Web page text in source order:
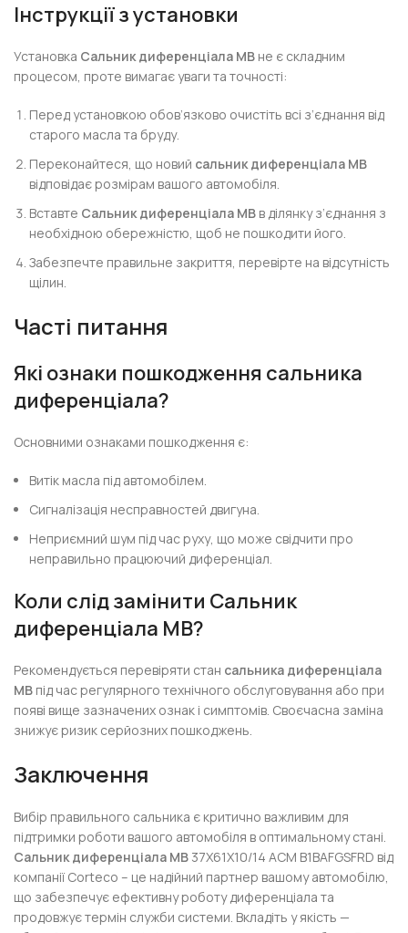
Інструкції з установки
Установка Сальник диференціала MB не є складним
процесом, проте вимагає уваги та точності:
Перед установкою обов’язково очистіть всі з’єднання від
старого масла та бруду.
Переконайтеся, що новий сальник диференціала MB
відповідає розмірам вашого автомобіля.
Вставте Сальник диференціала MB в ділянку з’єднання з
необхідною обережністю, щоб не пошкодити його.
Забезпечте правильне закриття, перевірте на відсутність
щілин.
Часті питання
Які ознаки пошкодження сальника
диференціала?
Основними ознаками пошкодження є:
Витік масла під автомобілем.
Сигналізація несправностей двигуна.
Неприємний шум під час руху, що може свідчити про
неправильно працюючий диференціал.
Коли слід замінити Сальник
диференціала MB?
Рекомендується перевіряти стан сальника диференціала
MB під час регулярного технічного обслуговування або при
появі вище зазначених ознак і симптомів. Своєчасна заміна
знижує ризик серйозних пошкоджень.
Заключення
Вибір правильного сальника є критично важливим для
підтримки роботи вашого автомобіля в оптимальному стані.
Сальник диференціала MB 37X61X10/14 ACM B1BAFGSFRD від
компанії Corteco – це надійний партнер вашому автомобілю,
що забезпечує ефективну роботу диференціала та
продовжує термін служби системи. Вкладіть у якість —